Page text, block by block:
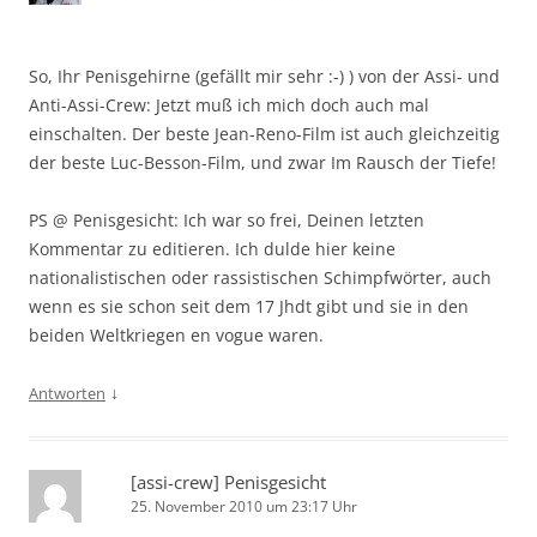
So, Ihr Penisgehirne (gefällt mir sehr :-) ) von der Assi- und
Anti-Assi-Crew: Jetzt muß ich mich doch auch mal
einschalten. Der beste Jean-Reno-Film ist auch gleichzeitig
der beste Luc-Besson-Film, und zwar Im Rausch der Tiefe!
PS @ Penisgesicht: Ich war so frei, Deinen letzten
Kommentar zu editieren. Ich dulde hier keine
nationalistischen oder rassistischen Schimpfwörter, auch
wenn es sie schon seit dem 17 Jhdt gibt und sie in den
beiden Weltkriegen en vogue waren.
Antworten ↓
[assi-crew] Penisgesicht
25. November 2010 um 23:17 Uhr